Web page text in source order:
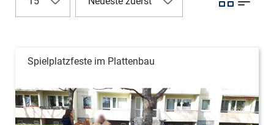
Spielplatzfeste im Plattenbau